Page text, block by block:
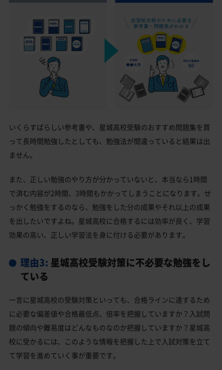
いくらすばらしい参考書や、星城高校受験のおすすめ問題集を買
って長時間勉強したとしても、勉強法が間違っていると結果は出
ません。
また、正しい勉強のやり方が分かっていないと、本当なら1時間
で済む内容が2時間、3時間もかかってしまうことになります。せ
っかく勉強をするのなら、勉強をした分の成果やそれ以上の成果
を出したいですよね。星城高校に合格するには効率が良く、学習
効果の高い、正しい学習法を身に付ける必要があります。
理由3: 星城高校受験対策に不必要な勉強をし
ている
一言に星城高校の受験対策といっても、合格ラインに達するため
に必要な偏差値や合格最低点、倍率を把握していますか？入試問
題の傾向や難易度はどんなものなのか把握していますか？星城高
校に受かるには、このような情報を把握した上で入試対策を立て
て学習を進めていく事が重要です。